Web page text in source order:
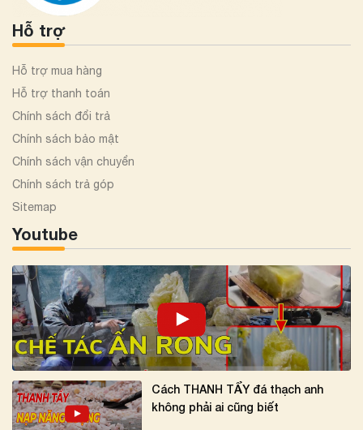
Hỗ trợ
Hỗ trợ mua hàng
Hỗ trợ thanh toán
Chính sách đổi trả
Chính sách bảo mật
Chính sách vận chuyển
Chính sách trả góp
Sitemap
Youtube
Cách THANH TẨY đá thạch anh
không phải ai cũng biết